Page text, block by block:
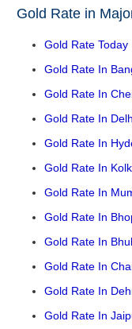
Gold Rate in
Gold Rate Today
Gold Rate In
Gold Rate In
Gold Rate In
Gold Rate In
Gold Rate In
Gold Rate In
Gold Rate In
Gold Rate In
Gold Rate In
Gold Rate In
Gold Rate In